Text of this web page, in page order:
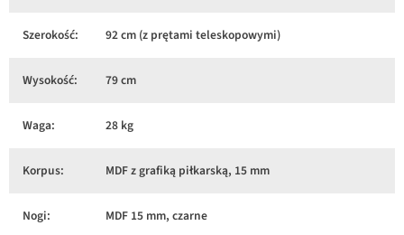
Szerokość: 92 cm (z prętami teleskopowymi)
Wysokość: 79 cm
Waga: 28 kg
Korpus: MDF z grafiką piłkarską, 15 mm
Nogi: MDF 15 mm, czarne